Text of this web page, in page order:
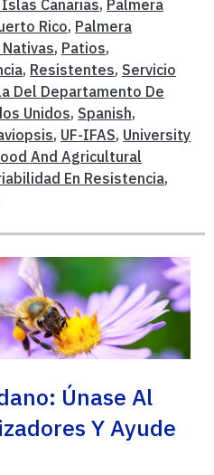
Canarias, Palmera
Rico, Palmera
, Patios,
, Resistentes, Servicio
Del Departamento De
Unidos, Spanish,
, UF-IFAS, University
And Agricultural
En Resistencia,
Únase Al
Y Ayude